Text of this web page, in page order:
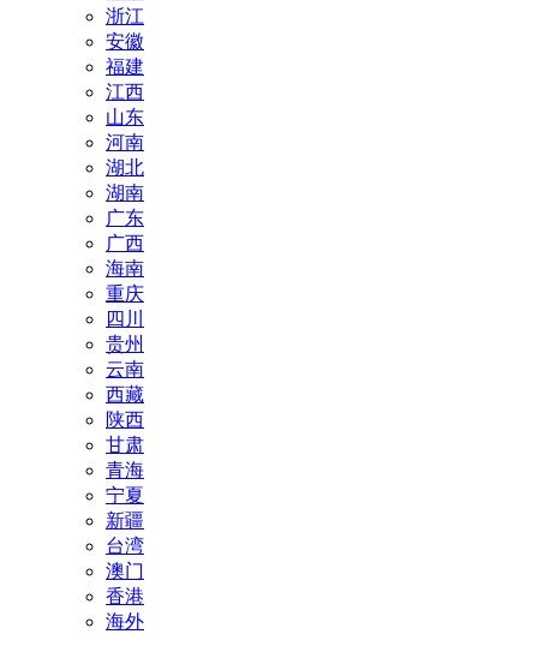
浙江
安徽
福建
江西
山东
河南
湖北
湖南
广东
广西
海南
重庆
四川
贵州
云南
西藏
陕西
甘肃
青海
宁夏
新疆
台湾
澳门
香港
海外